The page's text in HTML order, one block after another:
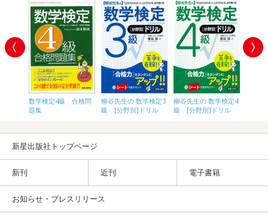
数学検定4級 合格問
題集
柳谷先生の 数学検定3
級 [分野別]ドリル
柳谷先生の 数学検定4
級 [分野別]ドリル
新星出版社トップページ
新刊 近刊 電子書籍
お知らせ・プレスリリース